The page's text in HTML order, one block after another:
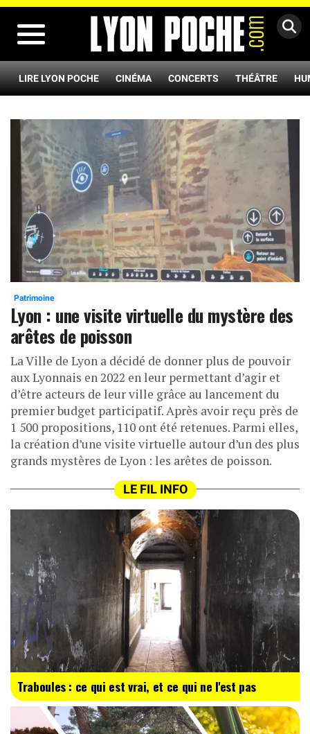
LIRE LYON POCHE CINÉMA CONCERTS THÉÂTRE
Patrimoine
Lyon : une visite virtuelle du mystère des
arêtes de poisson
La Ville de Lyon a décidé de donner plus de pouvoir
aux Lyonnais en 2022 en leur permettant d’agir et
d’être acteurs de leur ville grâce au lancement du
premier budget participatif. Après avoir reçu près de
1 500 propositions, 110 ont été retenues. Parmi elles,
la création d’une visite virtuelle autour d’un des plus
grands mystères de Lyon : les arêtes de poisson.
LE FIL INFO
Traboules : ce qui est vrai, et ce qui ne l'est pas